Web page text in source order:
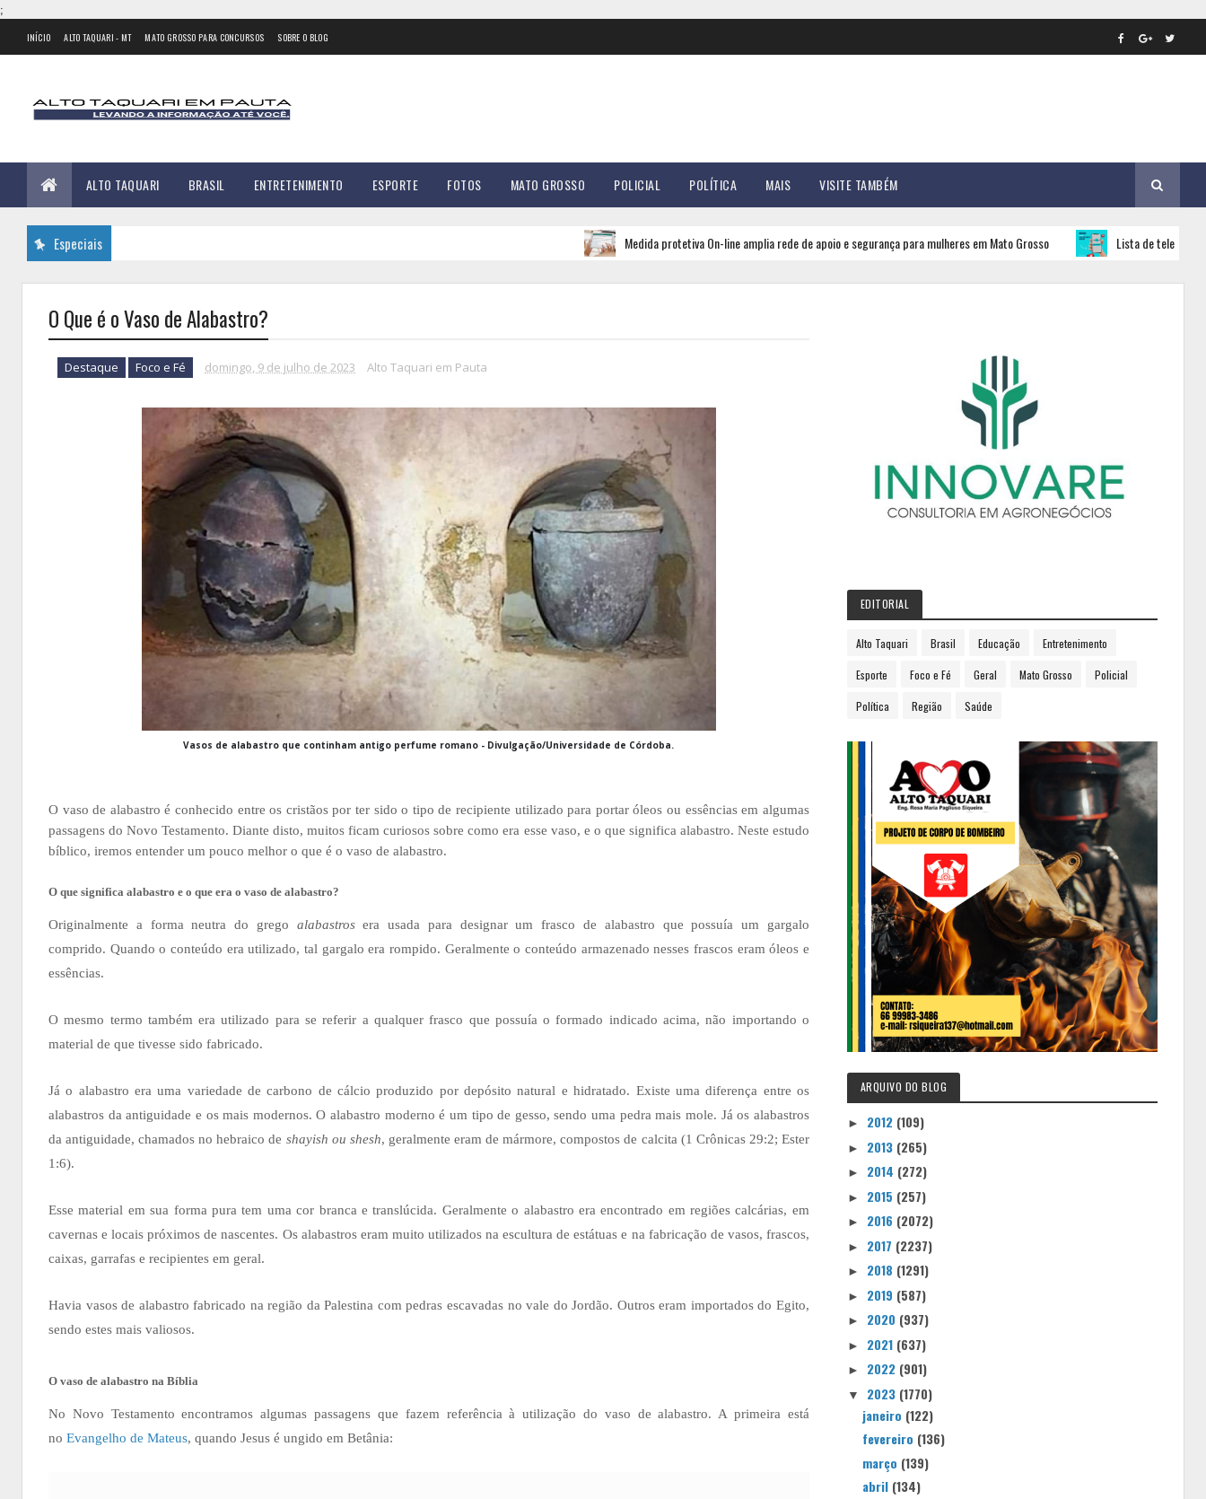
;
INÍCIO ALTO TAQUARI - MT MATO GROSSO PARA CONCURSOS SOBRE O BLOG
ALTO TAQUARI BRASIL ENTRETENIMENTO ESPORTE FOTOS MATO GROSSO POLICIAL POLÍTICA MAIS VISITE TAMBÉM
Especiais Medida protetiva On-line amplia rede de apoio e segurança para mulheres em Mato Grosso Lista de telefones úteis
O Que é o Vaso de Alabastro?
Destaque Foco e Fé domingo, 9 de julho de 2023 Alto Taquari em Pauta
Vasos de alabastro que continham antigo perfume romano - Divulgação/Universidade de Córdoba.
O vaso de alabastro é conhecido entre os cristãos por ter sido o tipo de recipiente utilizado para portar óleos ou essências em algumas
passagens do Novo Testamento. Diante disto, muitos ficam curiosos sobre como era esse vaso, e o que significa alabastro. Neste estudo
bíblico, iremos entender um pouco melhor o que é o vaso de alabastro.
O que significa alabastro e o que era o vaso de alabastro?
Originalmente a forma neutra do grego alabastrosera usada para designar um frasco de alabastro que possuía um gargalo
comprido. Quando o conteúdo era utilizado, tal gargalo era rompido. Geralmente o conteúdo armazenado nesses frascos eram óleos e
essências.
O mesmo termo também era utilizado para se referir a qualquer frasco que possuía o formado indicado acima, não importando o
material de que tivesse sido fabricado.
Já o alabastro era uma variedade de carbono de cálcio produzido por depósito natural e hidratado. Existe uma diferença entre os
alabastros da antiguidade e os mais modernos. O alabastro moderno é um tipo de gesso, sendo uma pedra mais mole. Já os alabastros
da antiguidade, chamados no hebraico de shayish ou shesh, geralmente eram de mármore, compostos de calcita (1 Crônicas 29:2; Ester
1:6).
Esse material em sua forma pura tem uma cor branca e translúcida. Geralmente o alabastro era encontrado em regiões calcárias, em
cavernas e locais próximos de nascentes. Os alabastros eram muito utilizados na escultura de estátuas e na fabricação de vasos, frascos,
caixas, garrafas e recipientes em geral.
Havia vasos de alabastro fabricado na região da Palestina com pedras escavadas no vale do Jordão. Outros eram importados do Egito,
sendo estes mais valiosos.
O vaso de alabastro na Bíblia
No Novo Testamento encontramos algumas passagens que fazem referência à utilização do vaso de alabastro. A primeira está
no Evangelho de Mateus, quando Jesus é ungido em Betânia:
EDITORIAL
Alto Taquari Brasil Educação Entretenimento
Esporte Foco e Fé Geral Mato Grosso Policial
Política Região Saúde
ARQUIVO DO BLOG
► 2012 (109)
► 2013 (265)
► 2014 (272)
► 2015 (257)
► 2016 (2072)
► 2017 (2237)
► 2018 (1291)
► 2019 (587)
► 2020 (937)
► 2021 (637)
► 2022 (901)
▼ 2023 (1770)
janeiro (122)
fevereiro (136)
março (139)
abril (134)